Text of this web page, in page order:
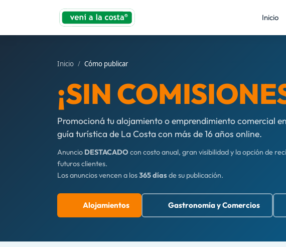
Inicio
Inicio Cómo publicar
¡SIN
Promocioná tu alojamiento o emprendimiento comercial
guía turística de La Costa con más de 16 años online.
Anuncio DESTACADO con costo anual, gran visibilidad y la opción de
futuros clientes.
Los anuncios vencen a los365 días de su publicación.
Alojamientos Gastronomía y Comercios